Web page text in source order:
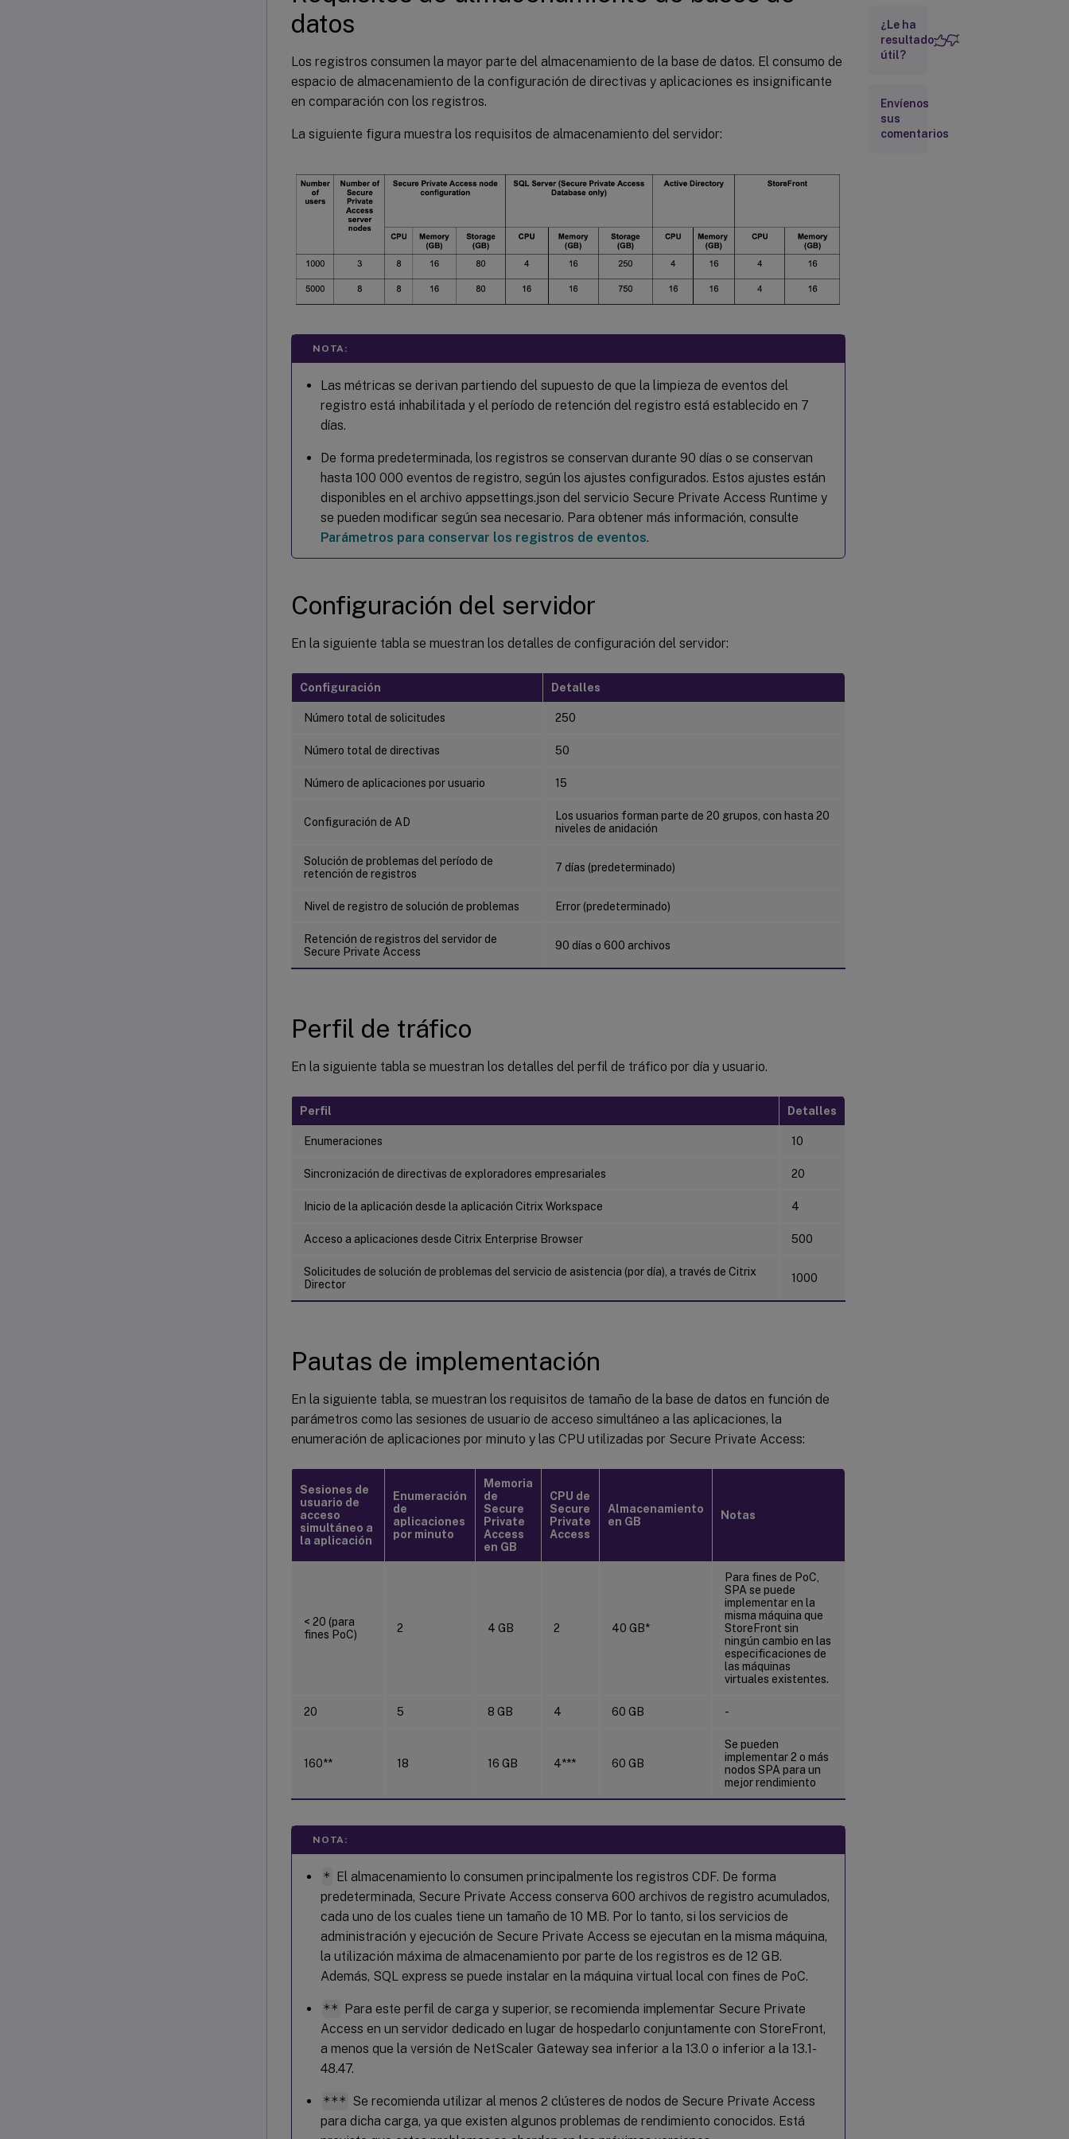
datos
Los registros consumen la mayor parte del almacenamiento de la base de datos. El consumo de
espacio de almacenamiento de la configuración de directivas y aplicaciones es insignificante
en comparación con los registros.
La siguiente figura muestra los requisitos de almacenamiento del servidor:
NOTA:
Las métricas se derivan partiendo del supuesto de que la limpieza de eventos del
registro está inhabilitada y el período de retención del registro está establecido en 7
días.
De forma predeterminada, los registros se conservan durante 90 días o se conservan
hasta 100 000 eventos de registro, según los ajustes configurados. Estos ajustes están
disponibles en el archivo appsettings.json del servicio Secure Private Access Runtime y
se pueden modificar según sea necesario. Para obtener más información, consulte
Parámetros para conservar los registros de eventos.
Configuración del servidor
En la siguiente tabla se muestran los detalles de configuración del servidor:
Configuración Detalles
Número total de solicitudes 250
Número total de directivas 50
Número de aplicaciones por usuario 15
Configuración de AD
Los usuarios forman parte de 20 grupos, con hasta 20
niveles de anidación
Solución de problemas del período de
retención de registros
7 días (predeterminado)
Nivel de registro de solución de problemas Error (predeterminado)
Retención de registros del servidor de
Secure Private Access
90 días o 600 archivos
Perfil de tráfico
En la siguiente tabla se muestran los detalles del perfil de tráfico por día y usuario.
Perfil Detalles
Enumeraciones 10
Sincronización de directivas de exploradores empresariales 20
Inicio de la aplicación desde la aplicación Citrix Workspace 4
Acceso a aplicaciones desde Citrix Enterprise Browser 500
Solicitudes de solución de problemas del servicio de asistencia (por día), a través de Citrix
Director
1000
Pautas de implementación
En la siguiente tabla, se muestran los requisitos de tamaño de la base de datos en función de
parámetros como las sesiones de usuario de acceso simultáneo a las aplicaciones, la
enumeración de aplicaciones por minuto y las CPU utilizadas por Secure Private Access:
Sesiones de
usuario de
acceso
simultáneo a
la aplicación
Enumeración
de
aplicaciones
por minuto
Memoria
de
Secure
Private
Access
en GB
CPU de
Secure
Private
Access
Almacenamiento
en GB
Notas
< 20 (para
fines PoC)
2 4 GB 2 40 GB*
Para fines de PoC,
SPA se puede
implementar en la
misma máquina que
StoreFront sin
ningún cambio en las
especificaciones de
las máquinas
virtuales existentes.
20 5 8 GB 4 60 GB -
160** 18 16 GB 4*** 60 GB
Se pueden
implementar 2 o más
nodos SPA para un
mejor rendimiento
NOTA:
* El almacenamiento lo consumen principalmente los registros CDF. De forma
predeterminada, Secure Private Access conserva 600 archivos de registro acumulados,
cada uno de los cuales tiene un tamaño de 10 MB. Por lo tanto, si los servicios de
administración y ejecución de Secure Private Access se ejecutan en la misma máquina,
la utilización máxima de almacenamiento por parte de los registros es de 12 GB.
Además, SQL express se puede instalar en la máquina virtual local con fines de PoC.
** Para este perfil de carga y superior, se recomienda implementar Secure Private
Access en un servidor dedicado en lugar de hospedarlo conjuntamente con StoreFront,
a menos que la versión de NetScaler Gateway sea inferior a la 13.0 o inferior a la 13.1-
48.47.
*** Se recomienda utilizar al menos 2 clústeres de nodos de Secure Private Access
para dicha carga, ya que existen algunos problemas de rendimiento conocidos. Está
tráfico
Configuración
de otros
¿Le ha
resultado
útil?
Envíenos
sus
comentarios